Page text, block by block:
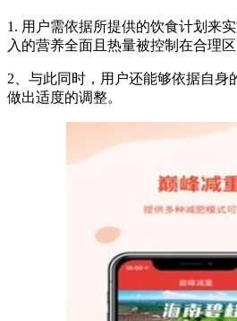
1. 用户需依据所提供的饮食计划来
入的营养全面且热量被控制在合理区
2、与此同时，用户还能够依据自身
做出适度的调整。